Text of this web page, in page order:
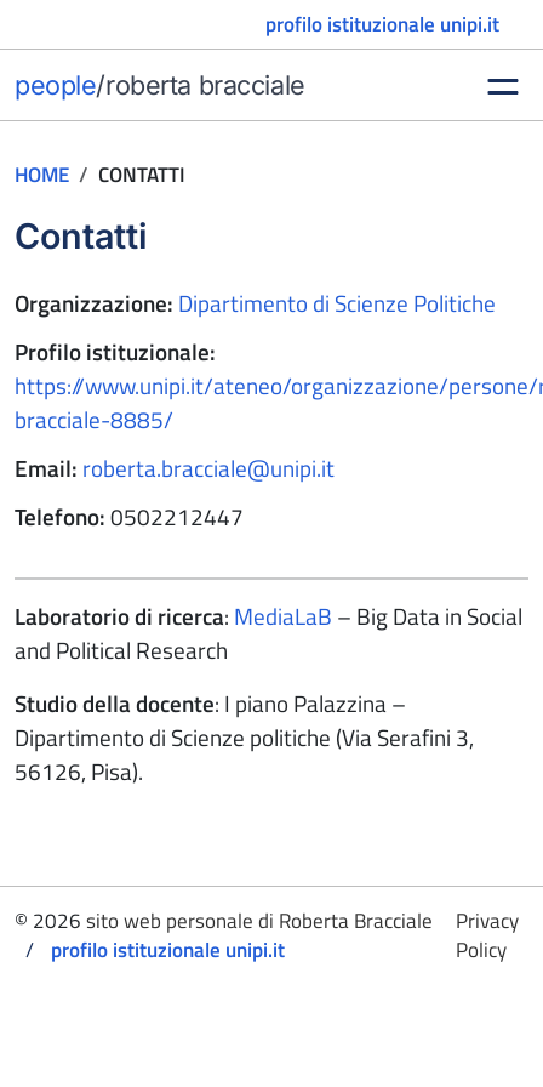
profilo istituzionale unipi.it
people/roberta bracciale
HOME CONTATTI
Contatti
Organizzazione: Dipartimento di Scienze Politiche
Profilo istituzionale:
https://www.unipi.it/ateneo/organizzazione/
bracciale-8885/
Email: roberta.bracciale@unipi.it
Telefono:0502212447
Laboratorio di ricerca: MediaLaB – Big Data in Social
and Political Research
Studio della docente: I piano Palazzina –
Dipartimento di Scienze politiche (Via Serafini 3,
56126, Pisa).
© 2026 sito web personale di Roberta Bracciale
/
profilo istituzionale unipi.it
Privacy
Policy